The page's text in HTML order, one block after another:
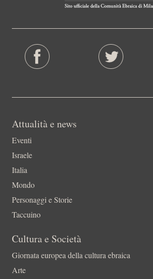
Attualità e news
Eventi
Israele
Italia
Mondo
Personaggi e Storie
Taccuino
Cultura e Società
Giornata europea della cultura ebraica
Arte